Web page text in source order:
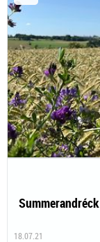
18.07.21